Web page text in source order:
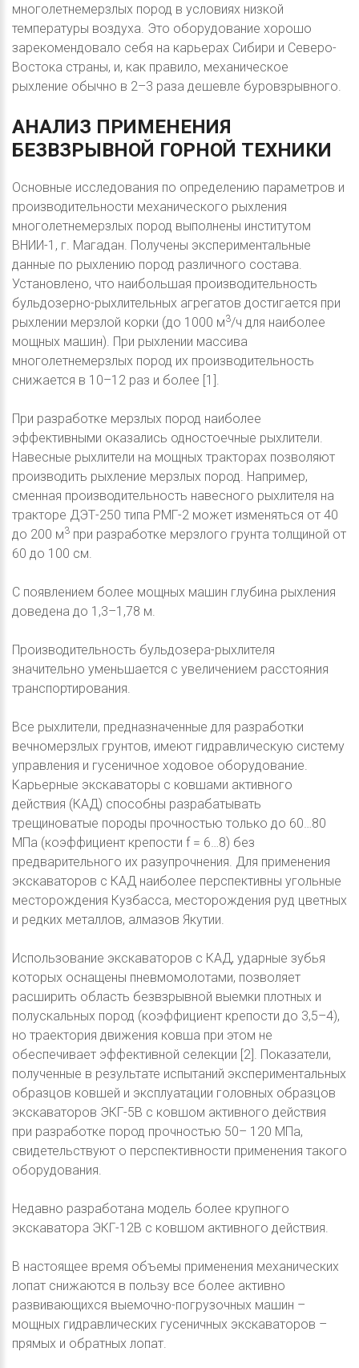
многолетнемерзлых пород в условиях низкой
температуры воздуха. Это оборудование хорошо
зарекомендовало себя на карьерах Сибири и Северо-
Востока страны, и, как правило, механическое
рыхление обычно в 2–3 раза дешевле буровзрывного.
АНАЛИЗ ПРИМЕНЕНИЯ
БЕЗВЗРЫВНОЙ ГОРНОЙ ТЕХНИКИ
Основные исследования по определению параметров и
производительности механического рыхления
многолетнемерзлых пород выполнены институтом
ВНИИ-1, г. Магадан. Получены экспериментальные
данные по рыхлению пород различного состава.
Установлено, что наибольшая производительность
бульдозерно-рыхлительных агрегатов достигается при
рыхлении мерзлой корки (до 1000 м3/ч для наиболее
мощных машин). При рыхлении массива
многолетнемерзлых пород их производительность
снижается в 10–12 раз и более [1].
При разработке мерзлых пород наиболее
эффективными оказались одностоечные рыхлители.
Навесные рыхлители на мощных тракторах позволяют
производить рыхление мерзлых пород. Например,
сменная производительность навесного рыхлителя на
тракторе ДЭТ-250 типа РМГ-2 может изменяться от 40
до 200 м3 при разработке мерзлого грунта толщиной от
60 до 100 см.
С появлением более мощных машин глубина рыхления
доведена до 1,3–1,78 м.
Производительность бульдозера-рыхлителя
значительно уменьшается с увеличением расстояния
транспортирования.
Все рыхлители, предназначенные для разработки
вечномерзлых грунтов, имеют гидравлическую систему
управления и гусеничное ходовое оборудование.
Карьерные экскаваторы с ковшами активного
действия (КАД) способны разрабатывать
трещиноватые породы прочностью только до 60…80
МПа (коэффициент крепости f = 6…8) без
предварительного их разупрочнения. Для применения
экскаваторов с КАД наиболее перспективны угольные
месторождения Кузбасса, месторождения руд цветных
и редких металлов, алмазов Якутии.
Использование экскаваторов с КАД, ударные зубья
которых оснащены пневмомолотами, позволяет
расширить область безвзрывной выемки плотных и
полускальных пород (коэффициент крепости до 3,5–4),
но траектория движения ковша при этом не
обеспечивает эффективной селекции [2]. Показатели,
полученные в результате испытаний экспериментальных
образцов ковшей и эксплуатации головных образцов
экскаваторов ЭКГ-5В с ковшом активного действия
при разработке пород прочностью 50– 120 МПа,
свидетельствуют о перспективности применения такого
оборудования.
Недавно разработана модель более крупного
экскаватора ЭКГ-12В с ковшом активного действия.
В настоящее время объемы применения механических
лопат снижаются в пользу все более активно
развивающихся выемочно-погрузочных машин –
мощных гидравлических гусеничных экскаваторов –
прямых и обратных лопат.